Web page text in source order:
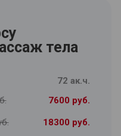
Анатомическая
для
тела
72 ак.ч.
7600 руб.
18300 руб.